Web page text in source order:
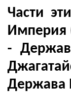
Части
Империя
-
Держава